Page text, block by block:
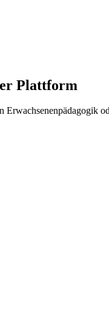
Plattform